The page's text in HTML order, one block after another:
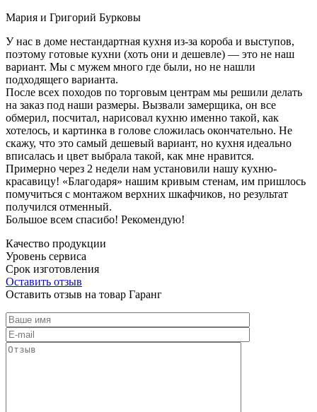
Мария и Григорий Бурковы
У нас в доме нестандартная кухня из-за короба и выступов,
поэтому готовые кухни (хоть они и дешевле) — это не наш
вариант. Мы с мужем много где были, но не нашли
подходящего варианта.
После всех походов по торговым центрам мы решили делать
на заказ под наши размеры. Вызвали замерщика, он все
обмерил, посчитал, нарисовал кухню именно такой, как
хотелось, и картинка в голове сложилась окончательно. Не
скажу, что это самый дешевый вариант, но кухня идеально
вписалась и цвет выбрала такой, как мне нравится.
Примерно через 2 недели нам установили нашу кухню-
красавицу! «Благодаря» нашим кривым стенам, им пришлось
помучиться с монтажом верхних шкафчиков, но результат
получился отменный.
Большое всем спасибо! Рекомендую!
Качество продукции
Уровень сервиса
Срок изготовления
Оставить отзыв
Оставить отзыв на товар Гаранг